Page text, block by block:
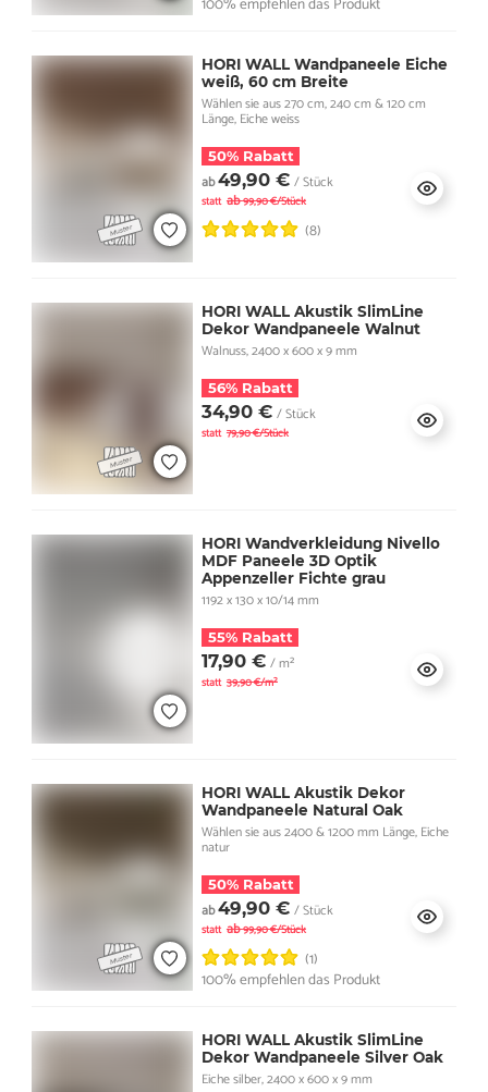
HORI WALL Wandpaneele Eiche
weiß, 60 cm Breite
Wählen sie aus 270 cm, 240 cm & 120 cm
Länge, Eiche weiss
50% Rabatt
ab49,90 € / Stück
statt ab99,90 €/Stück
(8)
HORI WALL Akustik SlimLine
Dekor Wandpaneele Walnut
Walnuss, 2400 x 600 x 9 mm
56% Rabatt
34,90 € / Stück
statt 79,90 €/Stück
HORI Wandverkleidung Nivello
MDF Paneele 3D Optik
Appenzeller Fichte grau
1192 x 130 x 10/14 mm
55% Rabatt
17,90 € / m²
statt 39,90 €/m²
HORI WALL Akustik Dekor
Wandpaneele Natural Oak
Wählen sie aus 2400 & 1200 mm Länge, Eiche
natur
50% Rabatt
ab49,90 € / Stück
statt ab99,90 €/Stück
(1)
100% empfehlen das Produkt
HORI WALL Akustik SlimLine
Dekor Wandpaneele Silver Oak
Eiche silber, 2400 x 600 x 9 mm